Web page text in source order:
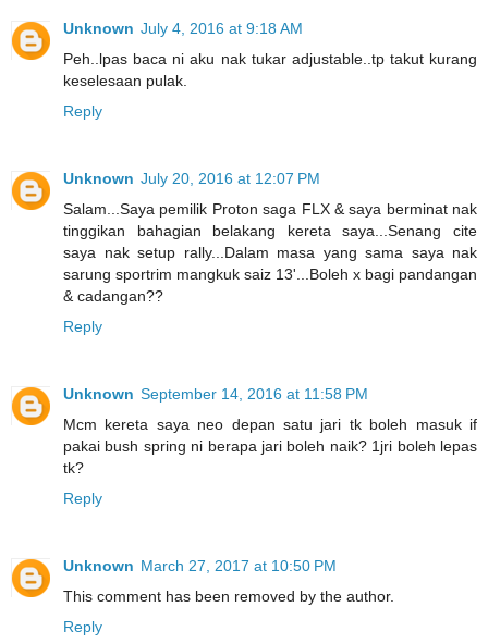
Unknown July 4, 2016 at 9:18 AM
Peh..lpas baca ni aku nak tukar adjustable..tp takut kurang
keselesaan pulak.
Reply
Unknown July 20, 2016 at 12:07 PM
Salam...Saya pemilik Proton saga FLX & saya berminat nak
tinggikan bahagian belakang kereta saya...Senang cite
saya nak setup rally...Dalam masa yang sama saya nak
sarung sportrim mangkuk saiz 13'...Boleh x bagi pandangan
& cadangan??
Reply
Unknown September 14, 2016 at 11:58 PM
Mcm kereta saya neo depan satu jari tk boleh masuk if
pakai bush spring ni berapa jari boleh naik? 1jri boleh lepas
tk?
Reply
Unknown March 27, 2017 at 10:50 PM
This comment has been removed by the author.
Reply